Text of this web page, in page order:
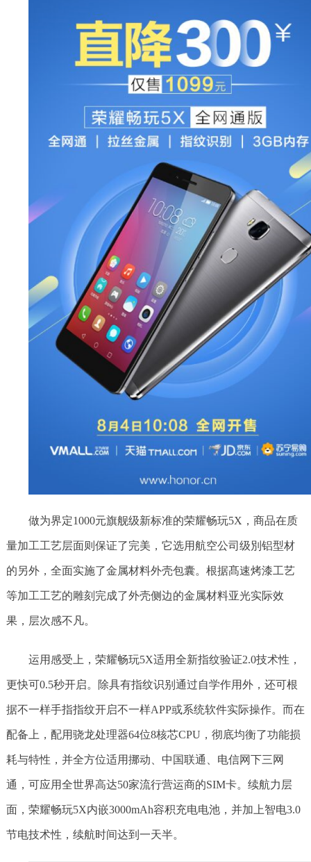
做为界定1000元旗舰级新标准的荣耀畅玩5X，商品在质
量加工工艺层面则保证了完美，它选用航空公司级別铝型材
的另外，全面实施了金属材料外壳包囊。根据髙速烤漆工艺
等加工工艺的雕刻完成了外壳侧边的金属材料亚光实际效
果，层次感不凡。
运用感受上，荣耀畅玩5X适用全新指纹验证2.0技术性，
更快可0.5秒开启。除具有指纹识别通过自学作用外，还可根
据不一样手指指纹开启不一样APP或系统软件实际操作。而在
配备上，配用骁龙处理器64位8核芯CPU，彻底均衡了功能损
耗与特性，并全方位适用挪动、中国联通、电信网下三网
通，可应用全世界高达50家流行营运商的SIM卡。续航力层
面，荣耀畅玩5X内嵌3000mAh容积充电电池，并加上智电3.0
节电技术性，续航时间达到一天半。